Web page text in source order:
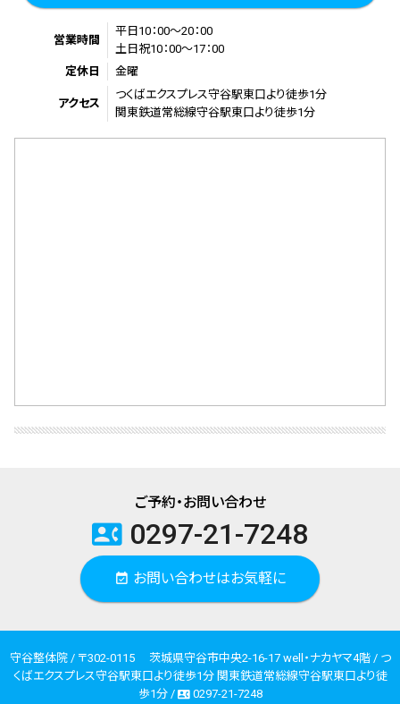
営業時間
平日10：00～20：00
土日祝10：00～17：00
定休日
金曜
アクセス
つくばエクスプレス守谷駅東口より徒歩1分
関東鉄道常総線守谷駅東口より徒歩1分
ご予約・お問い合わせ
contact_phone 0297-21-7248
event_available お問い合わせはお気軽に
守谷整体院 / 〒302-0115 茨城県守谷市中央2-16-17 well・ナカヤマ4階 / つ
くばエクスプレス守谷駅東口より徒歩1分 関東鉄道常総線守谷駅東口より徒
歩1分 / contact_phone0297-21-7248